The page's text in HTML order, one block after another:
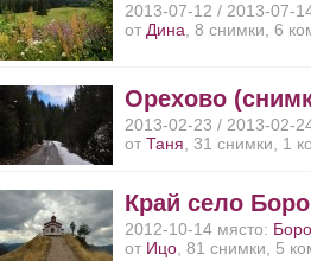
2013-07-12 / 2013-07-
от Дина , 8 снимки, 6
Орехово
2013-02-23 / 2013-02-
отТаня , 31 снимки, 1
Край село
2012-10-14 място:
от Ицо , 81 снимки, 5